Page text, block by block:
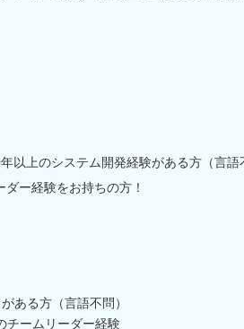
以上のシステム開発経験がある方（言
ー経験をお持ちの方！
ある方（言語不問）
チームリーダー経験